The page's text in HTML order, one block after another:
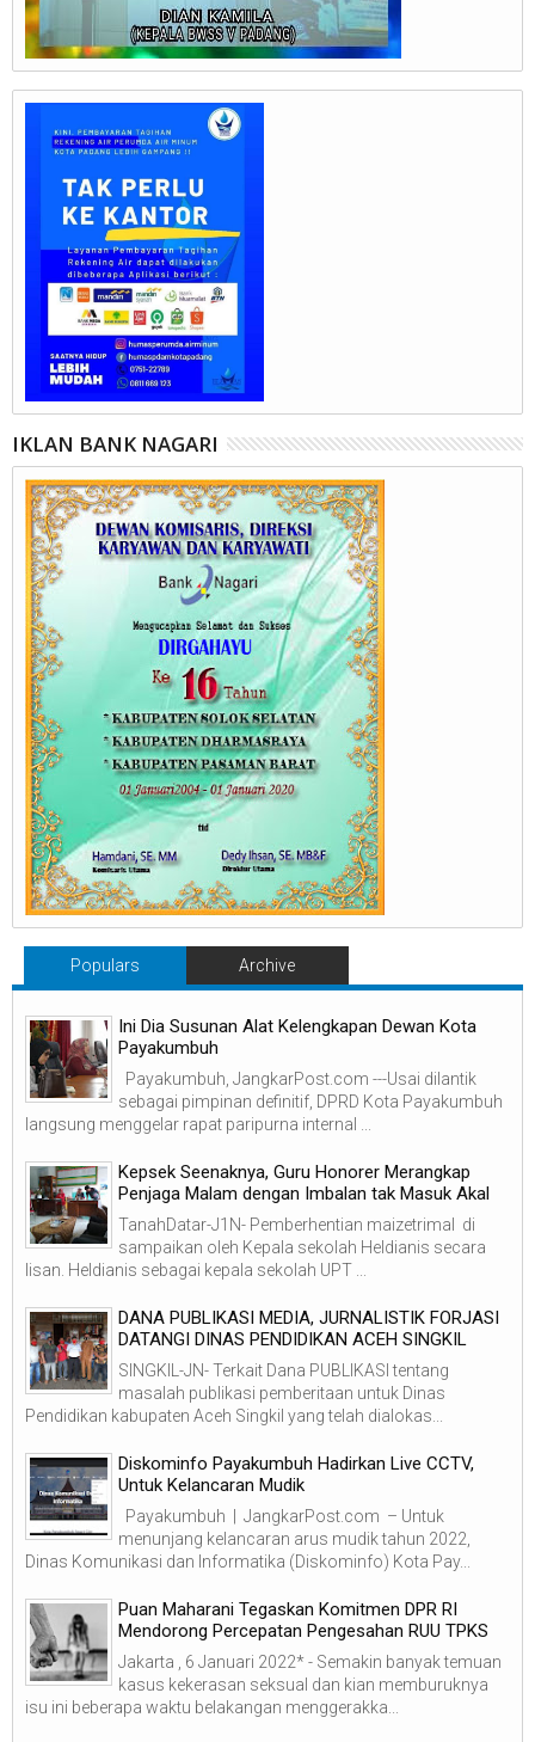
IKLAN BANK NAGARI
Populars Archive
Ini Dia Susunan Alat Kelengkapan Dewan Kota
Payakumbuh
Payakumbuh, JangkarPost.com ---Usai dilantik
sebagai pimpinan definitif, DPRD Kota Payakumbuh
langsung menggelar rapat paripurna internal ...
Kepsek Seenaknya, Guru Honorer Merangkap
Penjaga Malam dengan Imbalan tak Masuk Akal
TanahDatar-J1N- Pemberhentian maizetrimal di
sampaikan oleh Kepala sekolah Heldianis secara
lisan. Heldianis sebagai kepala sekolah UPT ...
DANA PUBLIKASI MEDIA, JURNALISTIK FORJASI
DATANGI DINAS PENDIDIKAN ACEH SINGKIL
SINGKIL-JN- Terkait Dana PUBLIKASI tentang
masalah publikasi pemberitaan untuk Dinas
Pendidikan kabupaten Aceh Singkil yang telah dialokas...
Diskominfo Payakumbuh Hadirkan Live CCTV,
Untuk Kelancaran Mudik
Payakumbuh | JangkarPost.com – Untuk
menunjang kelancaran arus mudik tahun 2022,
Dinas Komunikasi dan Informatika (Diskominfo) Kota Pay...
Puan Maharani Tegaskan Komitmen DPR RI
Mendorong Percepatan Pengesahan RUU TPKS
Jakarta , 6 Januari 2022* - Semakin banyak temuan
kasus kekerasan seksual dan kian memburuknya
isu ini beberapa waktu belakangan menggerakka...